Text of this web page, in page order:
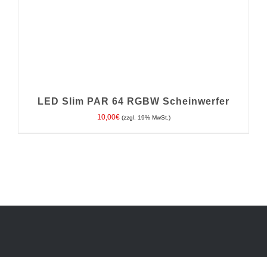
LED Slim PAR 64 RGBW Scheinwerfer
10,00€ (zzgl. 19% MwSt.)